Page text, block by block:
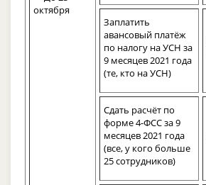
октября
Заплатить
авансовый платёж
по налогу на УСН за
9 месяцев 2021 года
(те, кто на УСН)
Сдать расчёт по
форме 4-ФСС за 9
месяцев 2021 года
(все, у кого больше
25 сотрудников)